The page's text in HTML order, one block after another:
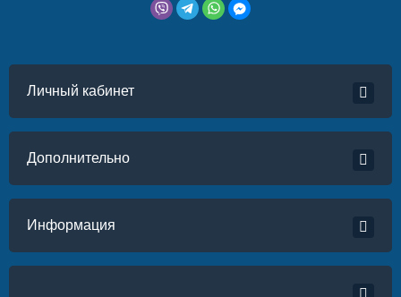
Личный кабинет
Дополнительно
Информация